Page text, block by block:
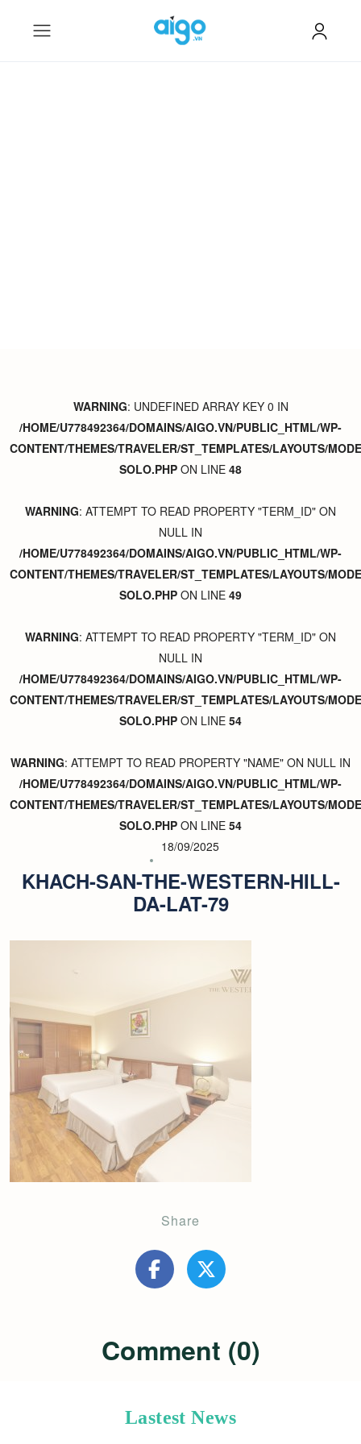
WARNING: UNDEFINED ARRAY KEY 0 IN
/HOME/U778492364/DOMAINS/AIGO.VN/PUBLIC_HTML/WP-
CONTENT/THEMES/TRAVELER/ST_TEMPLATES/LAYOUTS/
SOLO.PHP ON LINE 48
WARNING: ATTEMPT TO READ PROPERTY "TERM_ID" ON
NULL IN
/HOME/U778492364/DOMAINS/AIGO.VN/PUBLIC_HTML/WP-
CONTENT/THEMES/TRAVELER/ST_TEMPLATES/LAYOUTS/
SOLO.PHP ON LINE 49
WARNING: ATTEMPT TO READ PROPERTY "TERM_ID" ON
NULL IN
/HOME/U778492364/DOMAINS/AIGO.VN/PUBLIC_HTML/WP-
CONTENT/THEMES/TRAVELER/ST_TEMPLATES/LAYOUTS/
SOLO.PHP ON LINE 54
WARNING: ATTEMPT TO READ PROPERTY "NAME" ON NULL IN
/HOME/U778492364/DOMAINS/AIGO.VN/PUBLIC_HTML/WP-
CONTENT/THEMES/TRAVELER/ST_TEMPLATES/LAYOUTS/
SOLO.PHP ON LINE 54
18/09/2025
KHACH-SAN-THE-WESTERN-HILL-
DA-LAT-79
Share
Comment (0)
Lastest News